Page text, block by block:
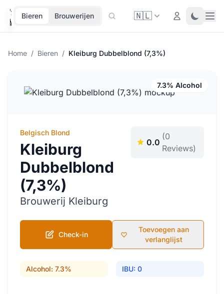
Bieren Brouwerijen 🇳🇱 Login Toggle
Home / Bieren / Kleiburg Dubbelblond (7,3%)
7.3% Alcohol
Belgisch Blond
Kleiburg
Dubbelblond
(7,3%)
Brouwerij Kleiburg
0.0
(0
Reviews)
Check-in
Toevoegen aan
verlanglijst
Alcohol: 7.3% IBU: 0